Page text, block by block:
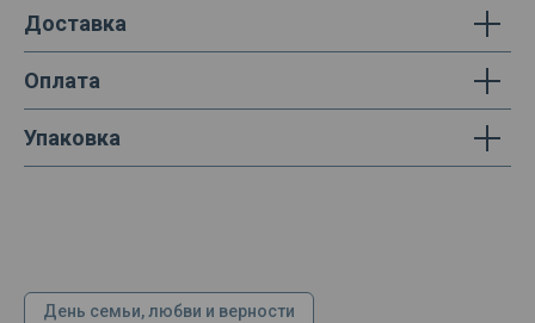
Доставка
Оплата
Упаковка
День семьи, любви и верности